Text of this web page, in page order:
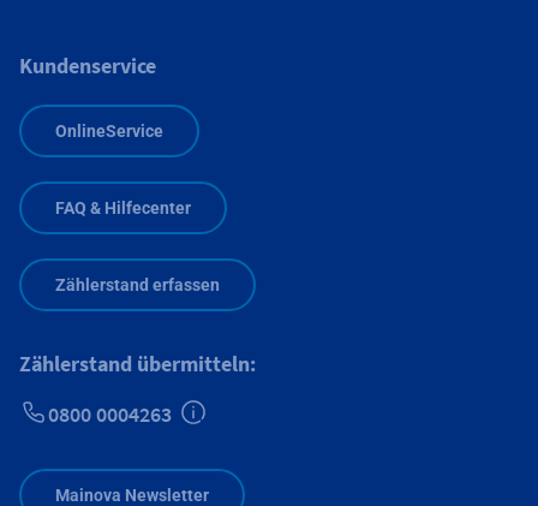
Kundenservice
OnlineService
FAQ & Hilfecenter
Zählerstand erfassen
Zählerstand übermitteln:
0800 0004263
Mainova Newsletter